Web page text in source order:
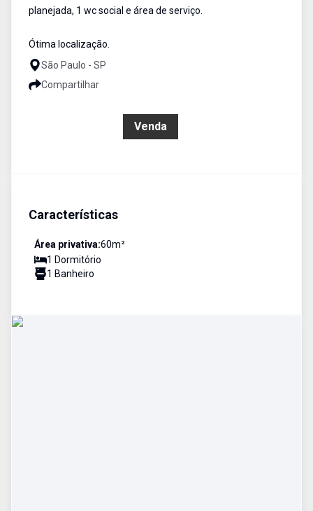
planejada, 1 wc social e área de serviço.
Ótima localização.
São Paulo - SP
Compartilhar
Venda
Características
Área privativa:60m²
1 Dormitório
1 Banheiro